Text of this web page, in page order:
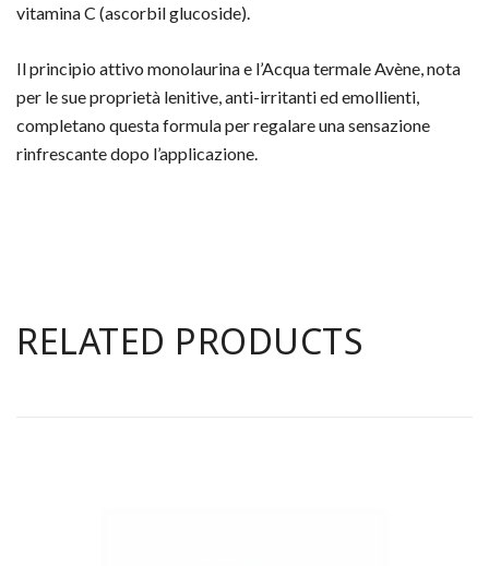
vitamina C (ascorbil glucoside).
Il principio attivo monolaurina e l’Acqua termale Avène, nota
per le sue proprietà lenitive, anti-irritanti ed emollienti,
completano questa formula per regalare una sensazione
rinfrescante dopo l’applicazione.
RELATED PRODUCTS